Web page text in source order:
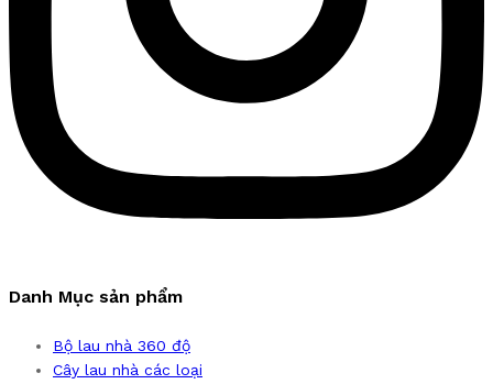
Danh Mục sản phẩm
Bộ lau nhà 360 độ
Cây lau nhà các loại